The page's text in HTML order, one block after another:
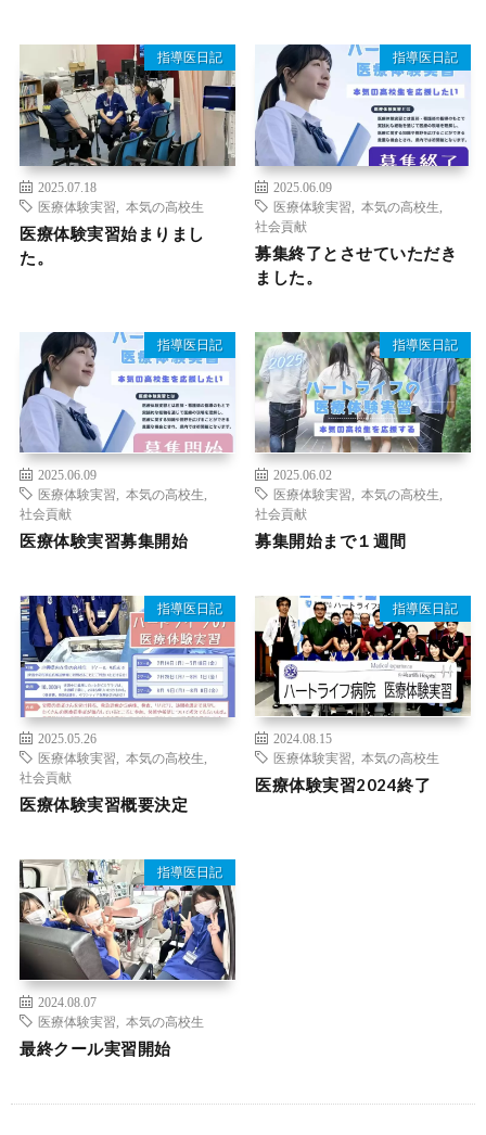
指導医日記
2025.07.18
医療体験実習
本気の高校生
医療体験実習始まりまし
た。
指導医日記
2025.06.09
医療体験実習
本気の高校生
社会貢献
募集終了とさせていただき
ました。
指導医日記
2025.06.09
医療体験実習
本気の高校生
社会貢献
医療体験実習募集開始
指導医日記
2025.06.02
医療体験実習
本気の高校生
社会貢献
募集開始まで１週間
指導医日記
2025.05.26
医療体験実習
本気の高校生
社会貢献
医療体験実習概要決定
指導医日記
2024.08.15
医療体験実習
本気の高校生
医療体験実習2024終了
指導医日記
2024.08.07
医療体験実習
本気の高校生
最終クール実習開始